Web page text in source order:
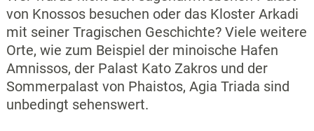
von Knossos besuchen oder das Kloster Arkadi
mit seiner Tragischen Geschichte? Viele weitere
Orte, wie zum Beispiel der minoische Hafen
Amnissos, der Palast Kato Zakros und der
Sommerpalast von Phaistos, Agia Triada sind
unbedingt sehenswert.